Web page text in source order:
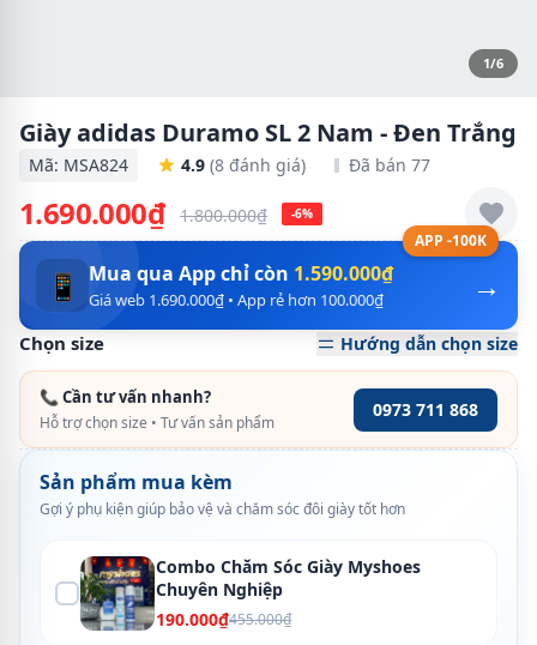
1/6
Giày adidas Duramo SL 2 Nam - Đen Trắng
Mã: MSA824 4.9 (8 đánh giá) Đã bán 77
1.690.000₫ 1.800.000₫ -6%
APP -100K
→
📱 Mua qua App chỉ còn 1.590.000₫
Giá web 1.690.000₫ • App rẻ hơn 100.000₫
Chọn size Hướng dẫn chọn size
📞 Cần tư vấn nhanh?
Hỗ trợ chọn size • Tư vấn sản phẩm
0973 711 868
Sản phẩm mua kèm
Gợi ý phụ kiện giúp bảo vệ và chăm sóc đôi giày tốt hơn
Combo Chăm Sóc Giày Myshoes
Chuyên Nghiệp
190.000₫455.000₫